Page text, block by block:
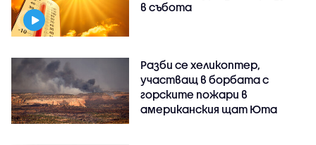
в събота
Разби се хеликоптер,
участващ в борбата с
горските пожари в
американския щат Юта